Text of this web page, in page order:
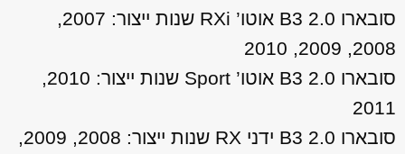
סובארו B3 2.0 אוטו’ RXi שנות ייצור: 2007,
2008, 2009, 2010
סובארו B3 2.0 אוטו’ Sport שנות ייצור: 2010,
2011
סובארו B3 2.0 ידני RX שנות ייצור: 2008, 2009,